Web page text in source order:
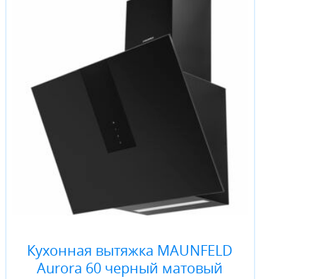
Кухонная вытяжка MAUNFELD
Aurora 60 черный матовый